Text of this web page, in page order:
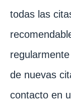
todas las
de nuevas
contacto en